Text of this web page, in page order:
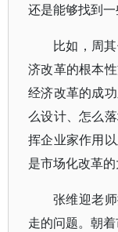
还是能够找到一
比如，周
济改革的根本
经济改革的成
么设计、怎么
挥企业家作用
是市场化改革的
张维迎老
走的问题。朝